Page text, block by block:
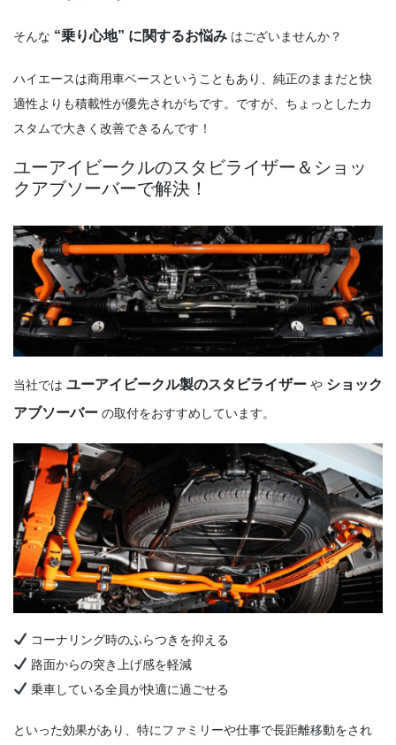
そんな “乗り心地” に関するお悩み はございませんか？
ハイエースは商用車ベースということもあり、純正のままだと快
適性よりも積載性が優先されがちです。ですが、ちょっとしたカ
スタムで大きく改善できるんです！
ユーアイビークルのスタビライザー＆ショッ
クアブソーバーで解決！
当社では ユーアイビークル製のスタビライザー や ショック
アブソーバー の取付をおすすめしています。
コーナリング時のふらつきを抑える
路面からの突き上げ感を軽減
乗車している全員が快適に過ごせる
といった効果があり、特にファミリーや仕事で長距離移動をされ